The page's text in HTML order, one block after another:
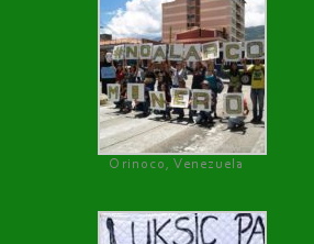
Orinoco, Venezuela